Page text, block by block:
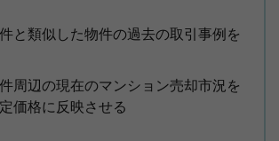
と類似した物件の過去の取引事例を
周辺の現在のマンション売却市況を
価格に反映させる